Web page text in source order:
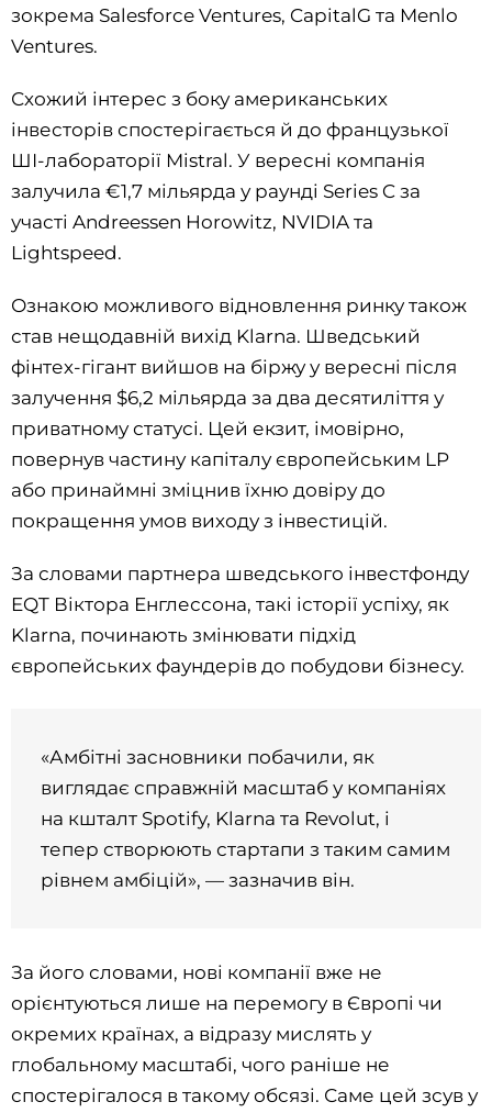
зокрема Salesforce Ventures, CapitalG та Menlo
Ventures.
Схожий інтерес з боку американських
інвесторів спостерігається й до французької
ШІ-лабораторії Mistral. У вересні компанія
залучила €1,7 мільярда у раунді Series C за
участі Andreessen Horowitz, NVIDIA та
Lightspeed.
Ознакою можливого відновлення ринку також
став нещодавній вихід Klarna. Шведський
фінтех-гігант вийшов на біржу у вересні після
залучення $6,2 мільярда за два десятиліття у
приватному статусі. Цей екзит, імовірно,
повернув частину капіталу європейським LP
або принаймні зміцнив їхню довіру до
покращення умов виходу з інвестицій.
За словами партнера шведського інвестфонду
EQT Віктора Енглессона, такі історії успіху, як
Klarna, починають змінювати підхід
європейських фаундерів до побудови бізнесу.
«Амбітні засновники побачили, як
виглядає справжній масштаб у компаніях
на кшталт Spotify, Klarna та Revolut, і
тепер створюють стартапи з таким самим
рівнем амбіцій», — зазначив він.
За його словами, нові компанії вже не
орієнтуються лише на перемогу в Європі чи
окремих країнах, а відразу мислять у
глобальному масштабі, чого раніше не
спостерігалося в такому обсязі. Саме цей зсув у